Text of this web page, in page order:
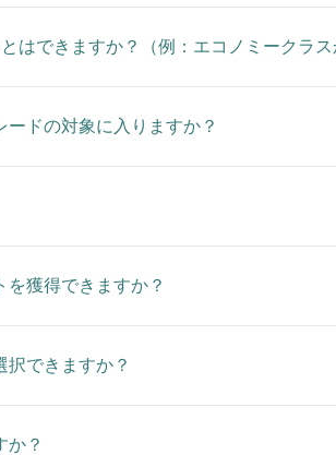
できますか？（例：エコノミークラス
ドの対象に入りますか？
獲得できますか？
択できますか？
か？